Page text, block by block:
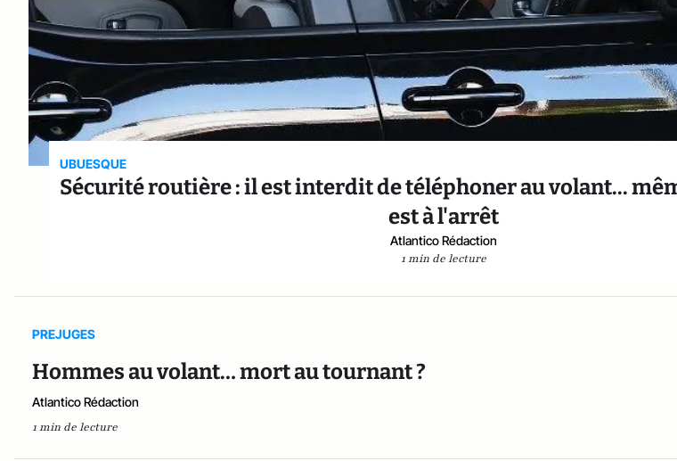
UBUESQUE
Sécurité routière : il est interdit de téléphoner au volant...
est à l'arrêt
Atlantico Rédaction
1 min de lecture
PREJUGES
Hommes au volant… mort au tournant ?
Atlantico Rédaction
1 min de lecture